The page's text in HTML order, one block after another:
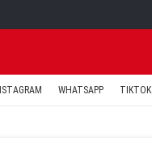
WHATSAPP TIKTOK